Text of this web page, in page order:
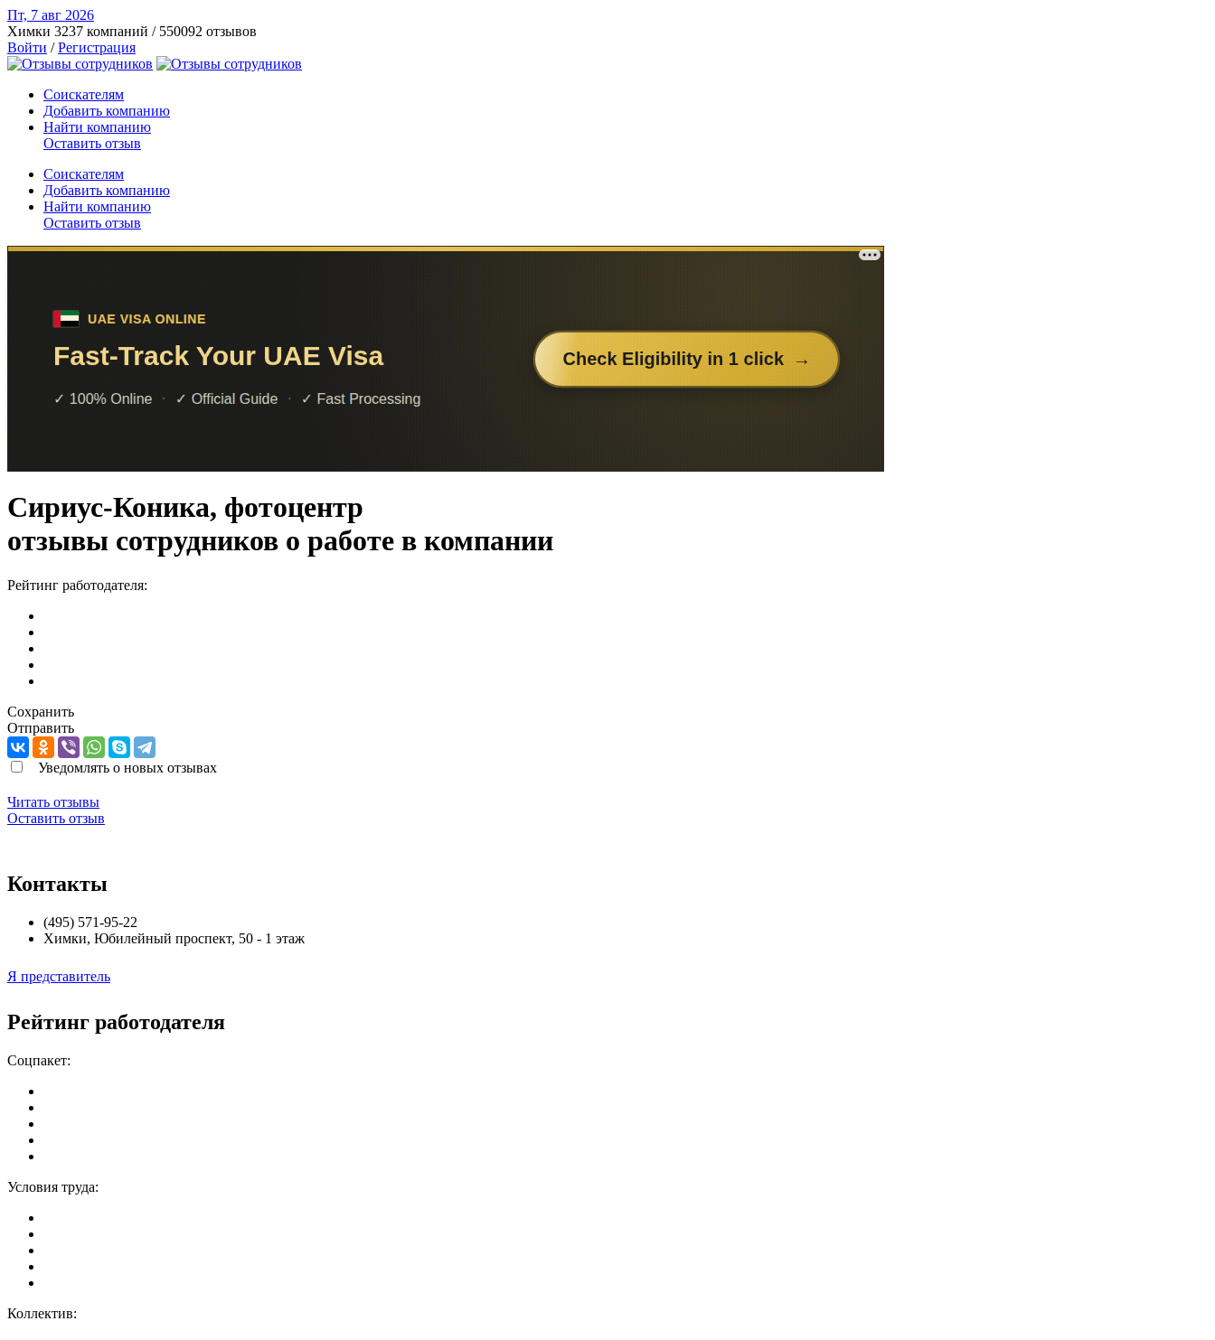
Пт, 7 авг 2026
Химки 3237 компаний / 550092 отзывов
Войти /Регистрация
Соискателям
Добавить компанию
Найти компанию
Оставить отзыв
Соискателям
Добавить компанию
Найти компанию
Оставить отзыв
Сириус-Коника, фотоцентр
отзывы сотрудников о работе в компании
Рейтинг работодателя:
Сохранить
Отправить
Уведомлять о новых отзывах
Читать отзывы
Оставить отзыв
Контакты
(495) 571-95-22
Химки, Юбилейный проспект, 50 - 1 этаж
Я представитель
Рейтинг работодателя
Соцпакет:
Условия труда:
Коллектив: